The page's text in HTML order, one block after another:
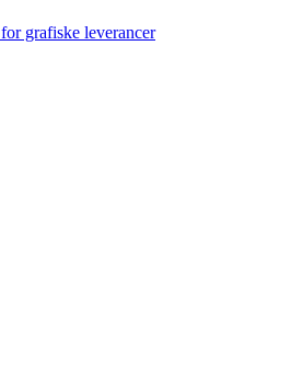
grafiske leverancer